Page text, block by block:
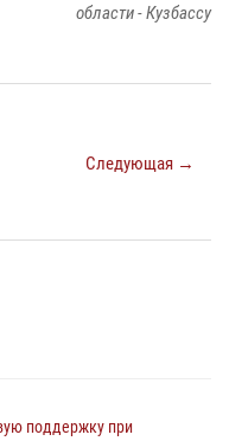
области - Кузбассу
Следующая →
поддержку при